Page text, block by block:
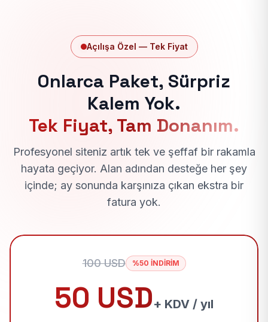
Açılışa Özel — Tek Fiyat
Onlarca Paket, Sürpriz
Kalem Yok.
Tek Fiyat, Tam Donanım.
Profesyonel siteniz artık tek ve şeffaf bir rakamla
hayata geçiyor. Alan adından desteğe her şey
içinde; ay sonunda karşınıza çıkan ekstra bir
fatura yok.
100 USD %50 İNDİRİM
50 USD+ KDV / yıl